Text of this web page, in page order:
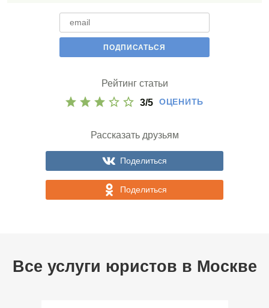
Рейтинг статьи
3/5 ОЦЕНИТЬ
Рассказать друзьям
Поделиться
Поделиться
Все услуги юристов в Москве